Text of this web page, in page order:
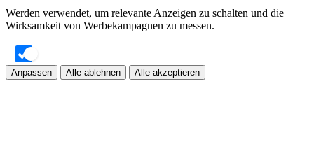
Werden verwendet, um relevante Anzeigen zu schalten und die
Wirksamkeit von Werbekampagnen zu messen.
Anpassen Alle ablehnen Alle akzeptieren